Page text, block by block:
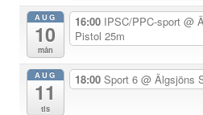
n
AUG
10
mån
16:00 IPSC/PPC-sport @
Pistol 25m
AUG
11
tis
18:00 Sport 6 @ Älgsjöns